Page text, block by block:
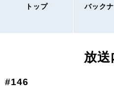
トップ バック
放送
#146